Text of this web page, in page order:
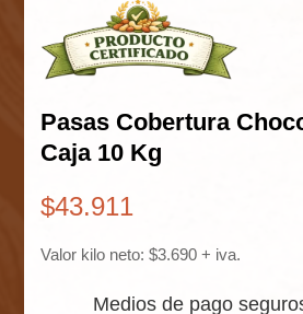
Pasas Cobertura
Caja 10 Kg
$43.911
Valor kilo neto: $3.690 + iva.
Medios de pago